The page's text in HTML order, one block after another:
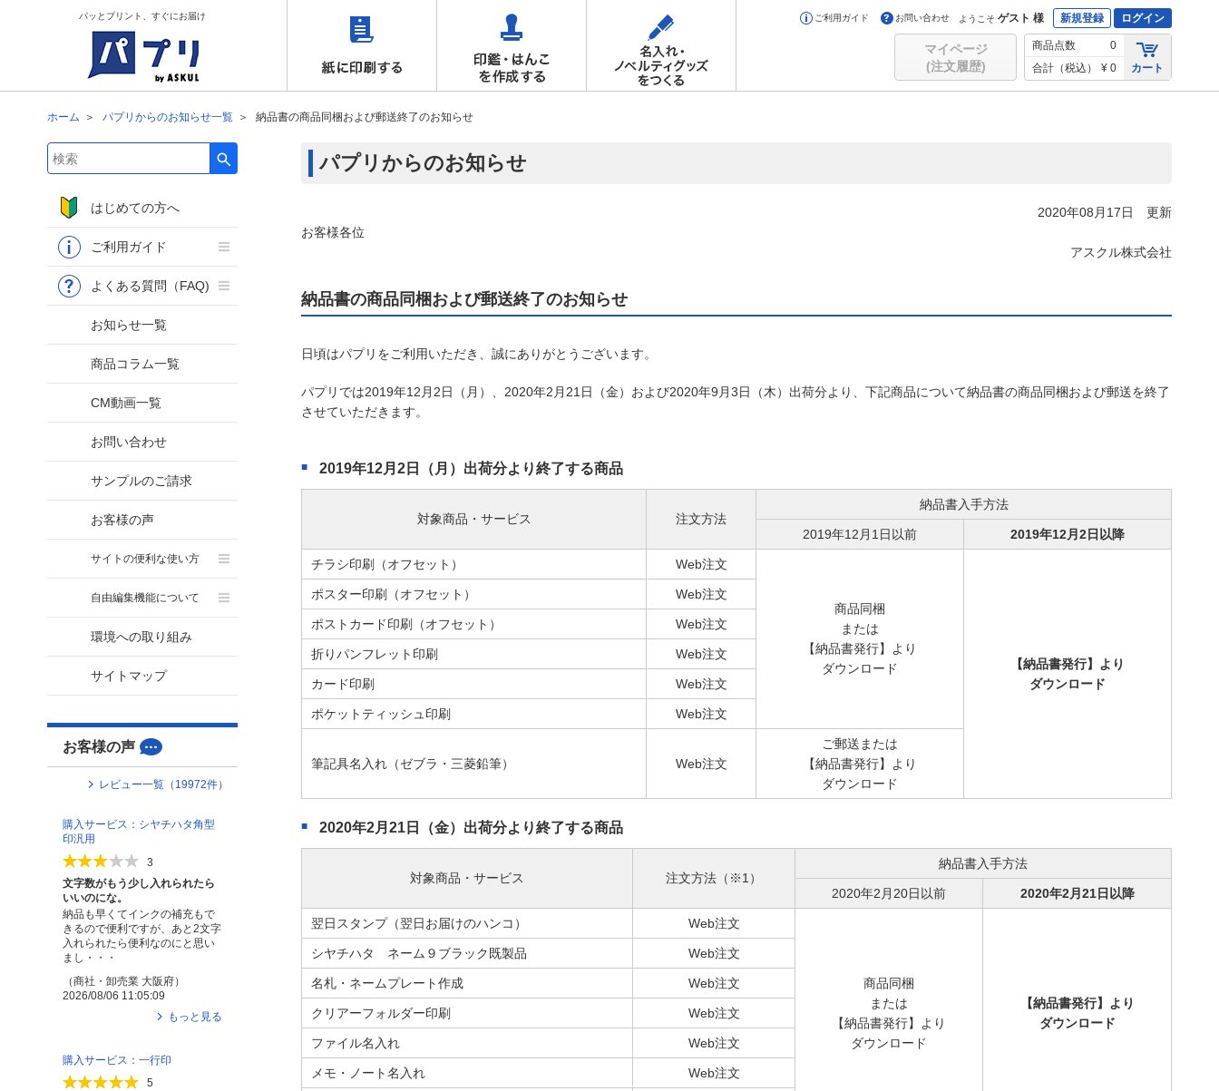
パッとプリント、すぐにお届け ご利用ガイド お問い合わせ ようこそ ゲスト 様 新規登録 ログイン
マイページ
(注文履歴)
商品点数
0
合計（税込）
¥ 0 カート
ホーム パプリからのお知らせ一覧 納品書の商品同梱および郵送終了のお知らせ
パプリからのお知らせ
2020年08月17日 更新
お客様各位
アスクル株式会社
納品書の商品同梱および郵送終了のお知らせ
日頃はパプリをご利用いただき、誠にありがとうございます。
パプリでは2019年12月2日（月）、2020年2月21日（金）および2020年9月3日（木）出荷分より、下記商品について納品書の商品同梱および郵送を終了
させていただきます。
2019年12月2日（月）出荷分より終了する商品
対象商品・サービス 注文方法
納品書入手方法
2019年12月1日以前 2019年12月2日以降
チラシ印刷（オフセット） Web注文
商品同梱
または
【納品書発行】より
ダウンロード
【納品書発行】より
ダウンロード
ポスター印刷（オフセット） Web注文
ポストカード印刷（オフセット） Web注文
折りパンフレット印刷 Web注文
カード印刷 Web注文
ポケットティッシュ印刷 Web注文
筆記具名入れ（ゼブラ・三菱鉛筆） Web注文
ご郵送または
【納品書発行】より
ダウンロード
2020年2月21日（金）出荷分より終了する商品
対象商品・サービス 注文方法（※1）
納品書入手方法
2020年2月20日以前 2020年2月21日以降
翌日スタンプ（翌日お届けのハンコ） Web注文
商品同梱
または
【納品書発行】より
ダウンロード
【納品書発行】より
ダウンロード
シヤチハタ ネーム９ブラック既製品 Web注文
名札・ネームプレート作成 Web注文
クリアーフォルダー印刷 Web注文
ファイル名入れ Web注文
メモ・ノート名入れ Web注文
検索キーワード入力
はじめての方へ
ご利用ガイド
よくある質問（FAQ)
お知らせ一覧
商品コラム一覧
CM動画一覧
お問い合わせ
サンプルのご請求
お客様の声
サイトの便利な使い方
自由編集機能について
環境への取り組み
サイトマップ
お客様の声
レビュー一覧（ 19972件）
購入サービス：シヤチハタ角型
印汎用
3
文字数がもう少し入れられたら
いいのにな。
納品も早くてインクの補充もで
きるので便利ですが、あと2文字
入れられたら便利なのにと思い
まし・・・
（商社・卸売業 大阪府）
2026/08/06 11:05:09
もっと見る
購入サービス：一行印
5